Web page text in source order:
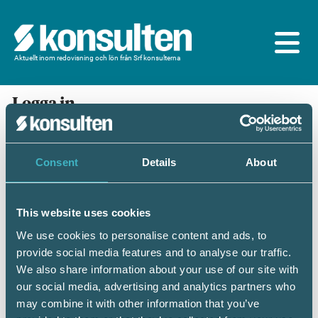
Consent Details About
This website uses cookies
We use cookies to personalise content and ads, to
provide social media features and to analyse our traffic.
We also share information about your use of our site with
our social media, advertising and analytics partners who
may combine it with other information that you’ve
Aktuellt inom redovisning och lön från Srf konsulterna
Logga in
En prenumeration ingår för dig som är
medlem/ansluten till Srf konsulterna. Du loggar in
med BankID eller samma lösenord som du har på
Mobilt BankID
Personnummer(ÅÅÅÅMMDDNNNN)